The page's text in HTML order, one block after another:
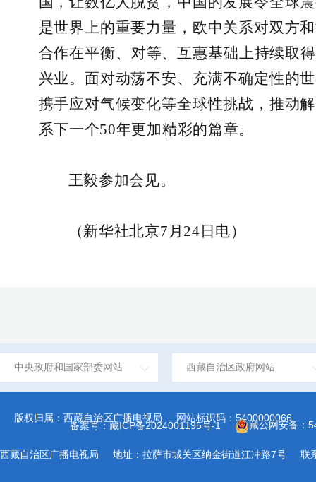
是世界上的重要力量，欧中关系对双方
合作在平衡、对等、互惠基础上持续取
兴业。面对动荡不安、充满不确定性的
携手应对气候变化等全球性挑战，推动
系下一个50年更加精彩的篇章。
王毅参加会见。
（新华社北京7月24日电）
中央政府和国家部委网站 西藏自治区政府网站
版权归属：西藏自治区广播电视局 网站标识码：5400000066
备案号：藏ICP备2024001195号-1 藏公网安备：
西藏自治区广播电视局 地址：拉萨市城关区纳金街道江冲路7号 联